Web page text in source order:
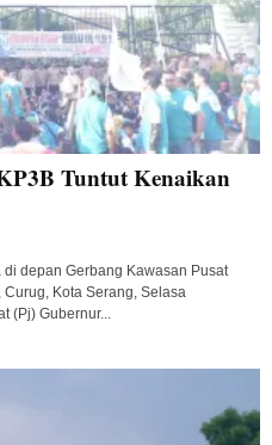
Tuntut Kenaikan
depan Gerbang Kawasan Pusat
Kota Serang, Selasa
(Pj) Gubernur...